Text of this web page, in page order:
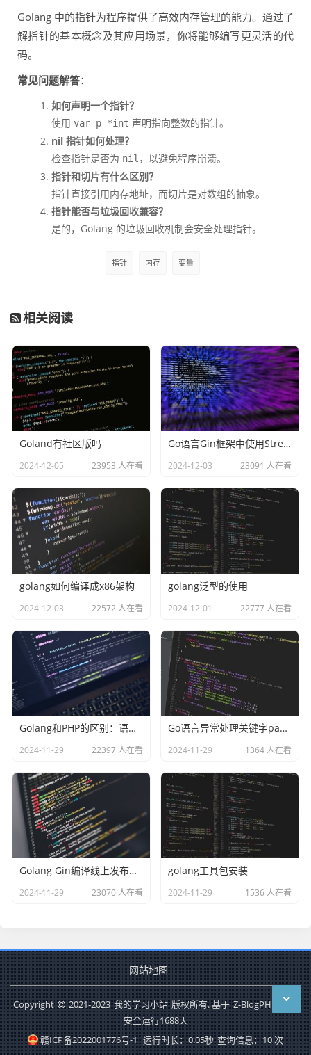
Golang 中的指针为程序提供了高效内存管理的能力。通过了
解指针的基本概念及其应用场景，你将能够编写更灵活的代
码。
常见问题解答：
如何声明一个指针？
使用 var p *int 声明指向整数的指针。
nil 指针如何处理？
检查指针是否为 nil ，以避免程序崩溃。
指针和切片有什么区别？
指针直接引用内存地址，而切片是对数组的抽象。
指针能否与垃圾回收兼容？
是的，Golang 的垃圾回收机制会安全处理指针。
指针 内存 变量
相关阅读
Goland有社区版吗
2024-12-05 23953 人在看
Go语言Gin框架中使用Stream和SSE实现类似ChatGPT的效果
2024-12-03 23091 人在看
golang如何编译成x86架构
2024-12-03 22572 人在看
golang泛型的使用
2024-12-01 22777 人在看
Golang和PHP的区别：语言类型、难易、性能、安全
2024-11-29 22397 人在看
Go语言异常处理关键字panic和recover
2024-11-29 1364 人在看
Golang Gin编译线上发布模式（Release）
2024-11-29 23070 人在看
golang工具包安装
2024-11-29 1536 人在看
网站地图
Copyright 2021-2023 我的学习小站 版权所有. 基于 Z-BlogPHP
搭建
安全运行1688天
赣ICP备2022001776号-1 运行时长：0.05秒 查询信息：10 次